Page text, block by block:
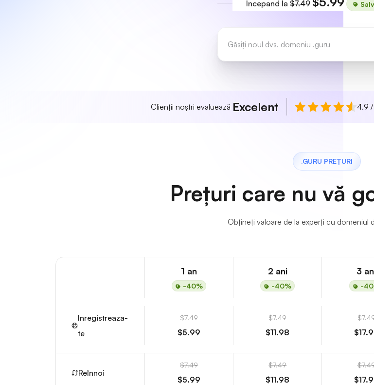
Incepand la $7.49
Clienții noștri evaluează Excelent 4.9
.GURU PREȚURI
Prețuri care nu vă
Obțineți valoare de la experți cu domeniul
1 an
-40%
2 ani
-40%
3
-
Inregistreaza-
te
$7.49
$5.99
$7.49
$11.98
Reînnoi
$7.49
$5.99
$7.49
$11.98